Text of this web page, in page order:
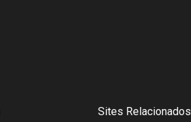
Sites Relacionados